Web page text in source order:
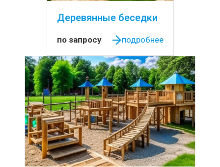
Деревянные беседки
по запросу подробнее